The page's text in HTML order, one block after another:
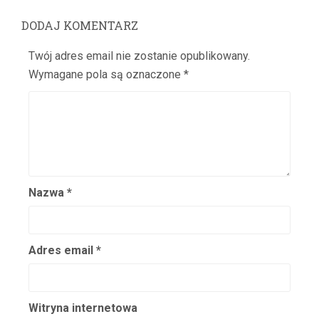
Biszewska Wanda
Bittnerówna Barbara
Blichewicz Zbigniew
Boelke Robert
Bogucka Maria
DODAJ KOMENTARZ
Twój adres email nie zostanie opublikowany.
Wymagane pola są oznaczone *
Nazwa *
Adres email *
Witryna internetowa